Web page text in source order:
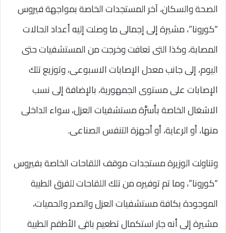
الصحة والسكان، آخر المستجدات الخاصة بمواجهة فيروس
“كورونا”، مشيرة إلى إجمالى ما وصلت إليه أعداد الحالات
المصابة، وكذا التى تعافت وخرجت من المستشفيات حتى
اليوم، إلى جانب معدل الإصابات الاسبوعى، وتوزيع تلك
الإصابات على مستوى الجمهورية، بالإضافة إلى نسب
الاشغال الخاصة بأسرَّة مستشفيات العزل، سواء الداخلى
منها، أو الرعاية، أو أجهزة التنفس الصناعى.
وتناولت الوزيرة مستجدات موقف اللقاحات الخاصة بفيروس
“كورونا”، وما تم توفيره من تلك اللقاحات للفرق الطبية
الموجودة بكافة مستشفيات العزل والصدر والحميات،
مشيرة إلى أنه جار استكمال تطعيم باقى الأطقم الطبية